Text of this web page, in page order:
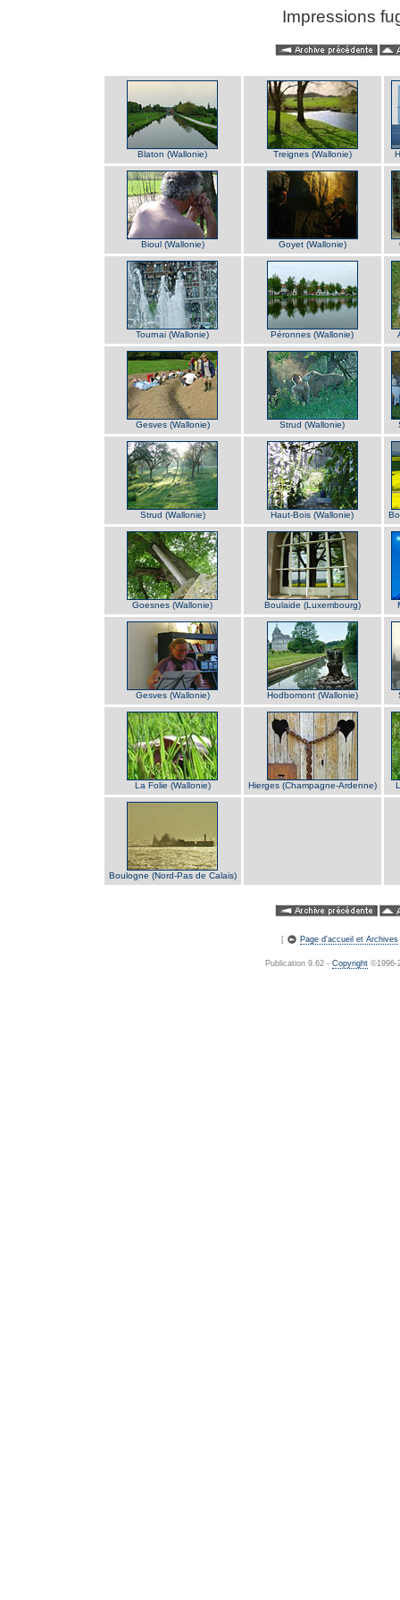
Impressions
Blaton (Wallonie) Treignes (Wallonie)
Bioul (Wallonie) Goyet (Wallonie)
Tournai (Wallonie) Péronnes (Wallonie)
Gesves (Wallonie) Strud (Wallonie)
Strud (Wallonie) Haut-Bois (Wallonie)
Goesnes (Wallonie) Boulaide (Luxembourg)
Gesves (Wallonie) Hodbomont (Wallonie)
La Folie (Wallonie) Hierges (Champagne-Ardenne)
Boulogne (Nord-Pas de Calais)
[ Page d'accueil et Archives
Publication 9.62 - Copyright©1996-